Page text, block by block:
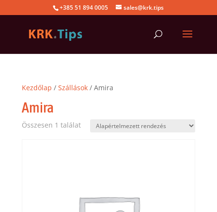
+385 51 894 0005 sales@krk.tips
Kezdőlap / Szállások/ Amira
Amira
Összesen 1 találat